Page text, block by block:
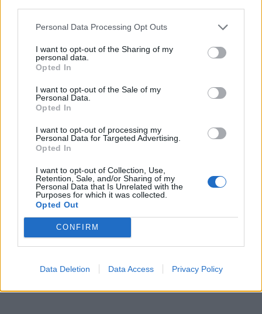
Personal Data Processing Opt Outs
I want to opt-out of the Sharing of my
personal data.
Opted In
I want to opt-out of the Sale of my
Personal Data.
Opted In
I want to opt-out of processing my
Personal Data for Targeted Advertising.
Opted In
I want to opt-out of Collection, Use,
Retention, Sale, and/or Sharing of my
Personal Data that Is Unrelated with the
Purposes for which it was collected.
Opted Out
CONFIRM
Data Deletion Data Access Privacy Policy
Flórián téri felüljárón
AJÁNLJUK MÉG
Megérkezett az eső a Duna vízgyűjtőjére